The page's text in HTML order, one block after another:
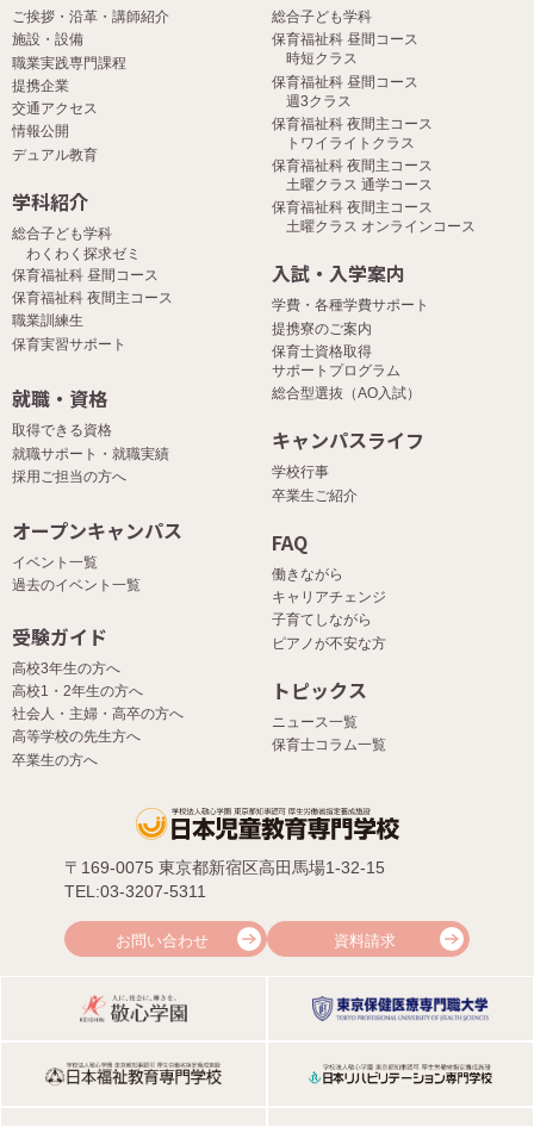
ご挨拶・沿革・講師紹介
施設・設備
職業実践専門課程
提携企業
交通アクセス
情報公開
デュアル教育
総合子ども学科
保育福祉科 昼間コース
時短クラス
保育福祉科 昼間コース
週3クラス
保育福祉科 夜間主コース
トワイライトクラス
保育福祉科 夜間主コース
土曜クラス 通学コース
保育福祉科 夜間主コース
土曜クラス オンラインコース
学科紹介
総合子ども学科
わくわく探求ゼミ
保育福祉科 昼間コース
保育福祉科 夜間主コース
職業訓練生
保育実習サポート
入試・入学案内
学費・各種学費サポート
提携寮のご案内
保育士資格取得
サポートプログラム
総合型選抜（AO入試）
就職・資格
取得できる資格
就職サポート・就職実績
採用ご担当の方へ
キャンパスライフ
学校行事
卒業生ご紹介
オープンキャンパス
イベント一覧
過去のイベント一覧
FAQ
働きながら
キャリアチェンジ
子育てしながら
ピアノが不安な方
受験ガイド
高校3年生の方へ
高校1・2年生の方へ
社会人・主婦・高卒の方へ
高等学校の先生方へ
卒業生の方へ
トピックス
ニュース一覧
保育士コラム一覧
〒169-0075 東京都新宿区高田馬場1-32-15
TEL:03-3207-5311
お問い合わせ 資料請求